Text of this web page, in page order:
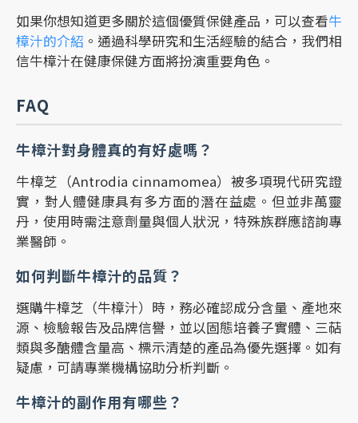
如果你想知道更多關於這個優質保健產品，可以查看牛
樟汁的介紹 。通過科學研究和生活經驗的結合，我們相
信牛樟汁在健康保健方面將扮演重要角色。
FAQ
牛樟汁對身體真的有好處嗎？
牛樟芝（Antrodia cinnamomea）被多項現代研究證
實，對人體健康具有多方面的潛在益處。但並非萬靈
丹，使用時需注意劑量與個人狀況，特殊族群應諮詢專
業醫師。
如何判斷牛樟汁的品質？
選購牛樟芝（牛樟汁）時，務必確認成分含量、產地來
源、檢驗報告及品牌信譽，並以固態培養子實體、三萜
類與多醣體含量高、標示清楚的產品為優先選擇。如有
疑慮，可請專業機構協助分析判斷。
牛樟汁的副作用有哪些？